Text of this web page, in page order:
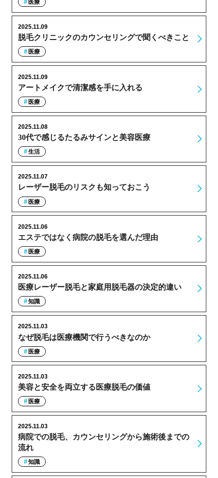
医療
脱毛クリニックのカウンセリングで聞くべきこと
2025.11.09
医療
アートメイクで清潔感を手に入れる
2025.11.09
医療
30代で感じるたるみサインと美容医療
2025.11.08
生活
レーザー脱毛のリスクも知っておこう
2025.11.07
医療
エステではなく病院の脱毛を選んだ理由
2025.11.06
医療
医療レーザー脱毛と家庭用脱毛器の決定的違い
2025.11.06
知識
なぜ脱毛は医療機関で行うべきなのか
2025.11.03
医療
美容と安全を両立する医療脱毛の価値
2025.11.03
医療
病院での脱毛、カウンセリングから施術後までの
流れ
2025.11.03
知識